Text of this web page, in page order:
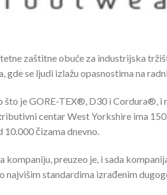
zaštitne obuće za industrijska
se ljudi izlažu opasnostima na
je GORE-TEX®, D30 i Cordura®, i
centar West Yorkshire ima
čizama dnevno.
preuzeo je, i sada
najvišim standardima izrađenim